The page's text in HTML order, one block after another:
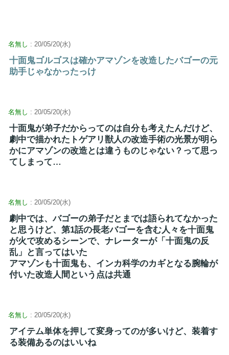
名無し : 20/05/20(水)
十面鬼ゴルゴスは確かアマゾンを改造したバゴーの元
助手じゃなかったっけ
名無し : 20/05/20(水)
十面鬼が弟子だからってのは自分も考えたんだけど、
劇中で描かれたトゲアリ獣人の改造手術の光景が明ら
かにアマゾンの改造とは違うものじゃない？って思っ
てしまって…
名無し : 20/05/20(水)
劇中では、バゴーの弟子だとまでは語られてなかった
と思うけど、第1話の長老バゴーを含む人々を十面鬼
が火で攻めるシーンで、ナレーターが「十面鬼の反
乱」と言ってはいた
アマゾンも十面鬼も、インカ科学のカギとなる腕輪が
付いた改造人間という点は共通
名無し : 20/05/20(水)
アイテム単体を押して変身ってのが多いけど、装着す
る装備あるのはいいね